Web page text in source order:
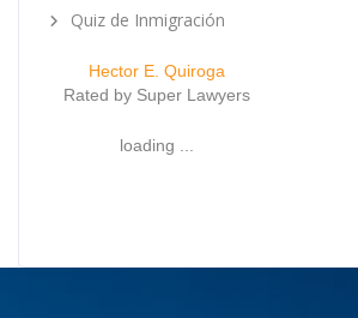
Quiz de Inmigración
Hector E. Quiroga
Rated by Super Lawyers
loading ...